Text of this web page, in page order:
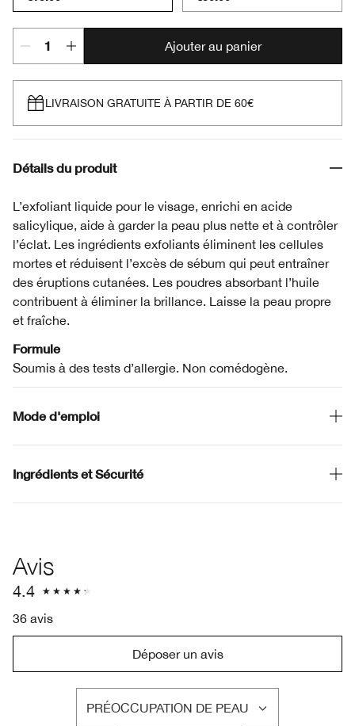
Ajouter au panier
LIVRAISON GRATUITE À PARTIR DE 60€
Détails du produit
L’exfoliant liquide pour le visage, enrichi en acide
salicylique, aide à garder la peau plus nette et à contrôler
l’éclat. Les ingrédients exfoliants éliminent les cellules
mortes et réduisent l’excès de sébum qui peut entraîner
des éruptions cutanées. Les poudres absorbant l’huile
contribuent à éliminer la brillance. Laisse la peau propre
et fraîche.
Formule
Soumis à des tests d’allergie. Non comédogène.
Mode d'emploi
Ingrédients et Sécurité
Avis
4.4
36 avis
Déposer un avis
PRÉOCCUPATION DE PEAU
FRANÇAIS